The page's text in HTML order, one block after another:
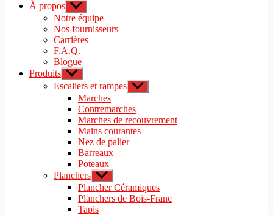
À propos Afficher
le
sous-
menu
Notre équipe
Nos fournisseurs
Carrières
F.A.Q.
Blogue
Produits Afficher
le
sous-
menu
Escaliers et rampes Afficher
le
menu
Marches
Contremarches
Marches de recouvrement
Mains courantes
Nez de palier
Barreaux
Poteaux
Planchers Afficher
le
sous-
menu
Plancher Céramiques
Planchers de Bois-Franc
Tapis